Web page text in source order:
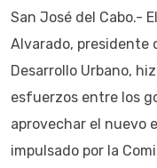
San José del Cabo.-
Alvarado, presidente
Desarrollo Urbano,
esfuerzos entre los
aprovechar el nuevo
impulsado por la